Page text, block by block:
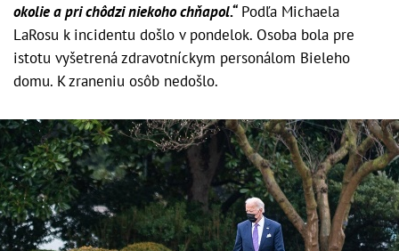
okolie a pri chôdzi niekoho chňapol.“Podľa Michaela
LaRosu k incidentu došlo v pondelok. Osoba bola pre
istotu vyšetrená zdravotníckym personálom Bieleho
domu. K zraneniu osôb nedošlo.